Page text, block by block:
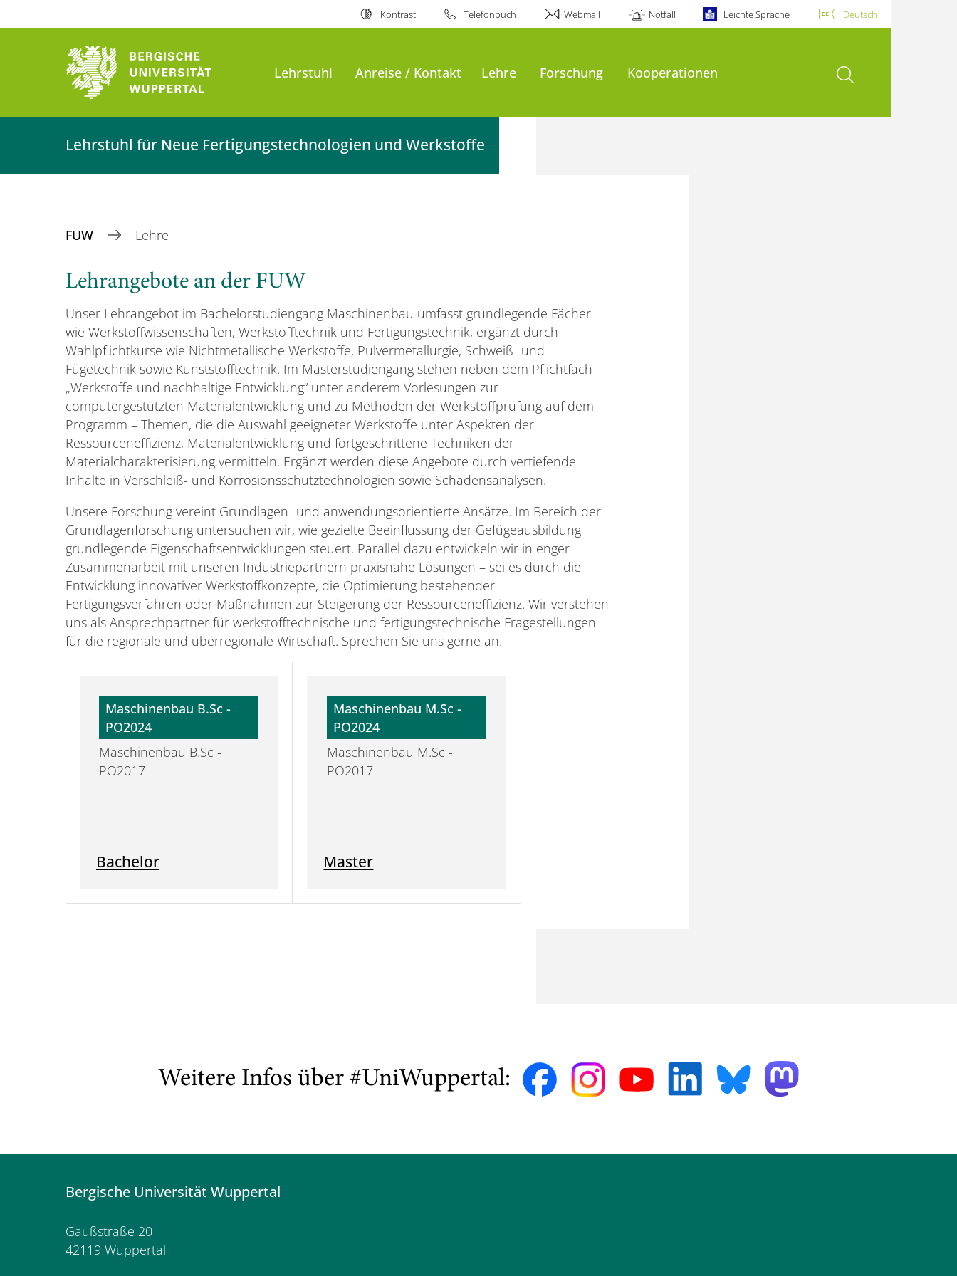
Kontrast Telefonbuch Webmail Notfall Leichte Sprache Deutsch
Lehrstuhl Anreise / Kontakt Lehre Forschung Kooperationen Suche öffnen
Lehrstuhl für Neue Fertigungstechnologien und Werkstoffe
FUW Lehre
Lehrangebote an der FUW
Unser Lehrangebot im Bachelorstudiengang Maschinenbau umfasst grundlegende Fächer
wie Werkstoffwissenschaften, Werkstofftechnik und Fertigungstechnik, ergänzt durch
Wahlpflichtkurse wie Nichtmetallische Werkstoffe, Pulvermetallurgie, Schweiß- und
Fügetechnik sowie Kunststofftechnik. Im Masterstudiengang stehen neben dem Pflichtfach
„Werkstoffe und nachhaltige Entwicklung“ unter anderem Vorlesungen zur
computergestützten Materialentwicklung und zu Methoden der Werkstoffprüfung auf dem
Programm – Themen, die die Auswahl geeigneter Werkstoffe unter Aspekten der
Ressourceneffizienz, Materialentwicklung und fortgeschrittene Techniken der
Materialcharakterisierung vermitteln. Ergänzt werden diese Angebote durch vertiefende
Inhalte in Verschleiß- und Korrosionsschutztechnologien sowie Schadensanalysen.
Unsere Forschung vereint Grundlagen- und anwendungsorientierte Ansätze. Im Bereich der
Grundlagenforschung untersuchen wir, wie gezielte Beeinflussung der Gefügeausbildung
grundlegende Eigenschaftsentwicklungen steuert. Parallel dazu entwickeln wir in enger
Zusammenarbeit mit unseren Industriepartnern praxisnahe Lösungen – sei es durch die
Entwicklung innovativer Werkstoffkonzepte, die Optimierung bestehender
Fertigungsverfahren oder Maßnahmen zur Steigerung der Ressourceneffizienz. Wir verstehen
uns als Ansprechpartner für werkstofftechnische und fertigungstechnische Fragestellungen
für die regionale und überregionale Wirtschaft. Sprechen Sie uns gerne an.
Maschinenbau B.Sc -
PO2024
Maschinenbau B.Sc -
PO2017
Bachelor
Maschinenbau M.Sc -
PO2024
Maschinenbau M.Sc -
PO2017
Master
Weitere Infos über #UniWuppertal:
Bergische Universität Wuppertal
Gaußstraße 20
42119 Wuppertal